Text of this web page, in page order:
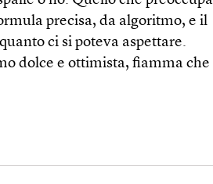
precisa, da algoritmo, e il
ci si poteva aspettare.
dolce e ottimista, fiamma che